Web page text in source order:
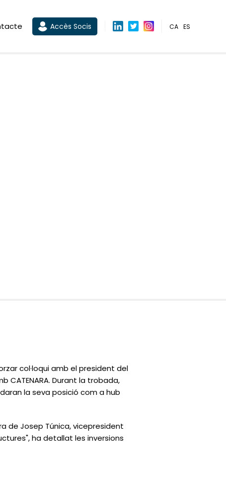
Accès Socis CA ES
col·loqui amb el president del
CATENARA. Durant la trobada,
la seva posició com a hub
de Josep Túnica, vicepresident
ha detallat les inversions